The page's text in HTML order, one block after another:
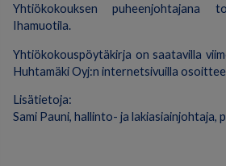
Yhtiökokouksen puheenjohtajana
Ihamuotila.
Yhtiökokouspöytäkirja on saatavilla
Huhtamäki Oyj:n internetsivuilla
Lisätietoja:
Sami Pauni, hallinto- ja lakiasiainjohtaja,